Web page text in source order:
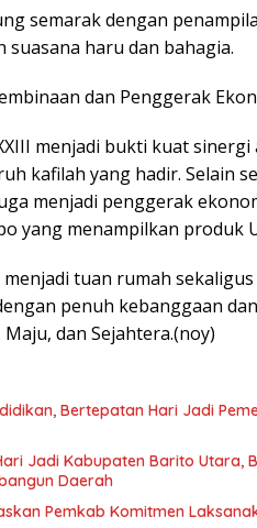
semarak dengan
suasana haru dan bahagia.
dan Penggerak
menjadi bukti kuat
kafilah yang hadir. Selain
menjadi penggerak
yang menampilkan
tuan rumah
penuh kebanggaan
dan Sejahtera.(noy)
Bertepatan Hari Jadi
Jadi Kabupaten Barito Utara,
Daerah
Pemkab Komitmen